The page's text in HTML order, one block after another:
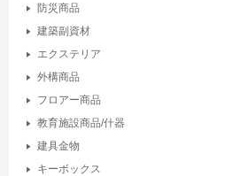
防災商品
建築副資材
エクステリア
外構商品
フロアー商品
教育施設商品/什器
建具金物
キーボックス